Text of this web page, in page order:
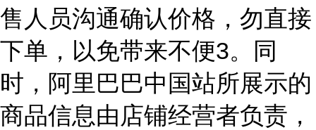
售人员沟通确认价格，勿直接
下单，以免带来不便3。同
时，阿里巴巴中国站所展示的
商品信息由店铺经营者负责，